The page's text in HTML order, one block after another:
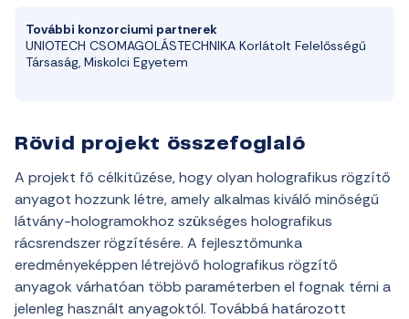
További konzorciumi partnerek
UNIOTECH CSOMAGOLÁSTECHNIKA Korlátolt Felelősségű
Társaság Miskolci Egyetem
Rövid projekt összefoglaló
A projekt fő célkitűzése,hogyolyan holografikus rögzítő
anyagot hozzunk létre,amelyalkalmas kiváló minőségű
látvány-hologramokhoz szükséges holografikus
rácsrendszerrögzítésére. A fejlesztőmunka
eredményeképpen létrejövő holografikus rögzítő
anyagok várhatóan több paraméterben el fognak térni a
jelenleg használt anyagoktól. Továbbáhatározott